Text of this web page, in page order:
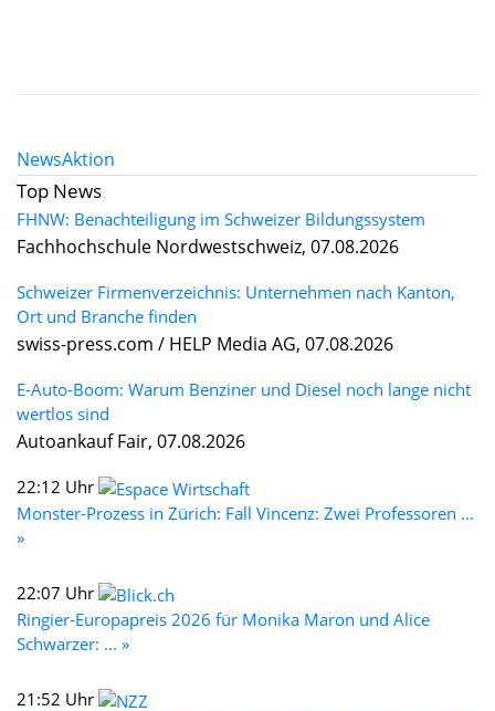
NewsAktion
Top News
FHNW: Benachteiligung im Schweizer Bildungssystem
Fachhochschule Nordwestschweiz, 07.08.2026
Schweizer Firmenverzeichnis: Unternehmen nach Kanton,
Ort und Branche finden
swiss-press.com / HELP Media AG, 07.08.2026
E-Auto-Boom: Warum Benziner und Diesel noch lange nicht
wertlos sind
Autoankauf Fair, 07.08.2026
22:12 Uhr
Monster-Prozess in Zürich: Fall Vincenz: Zwei Professoren ...
»
22:07 Uhr
Ringier-Europapreis 2026 für Monika Maron und Alice
Schwarzer: ... »
21:52 Uhr